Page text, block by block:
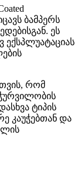
ბამპერს
ეს
რომ
ტიპის
კაუჭებთან და